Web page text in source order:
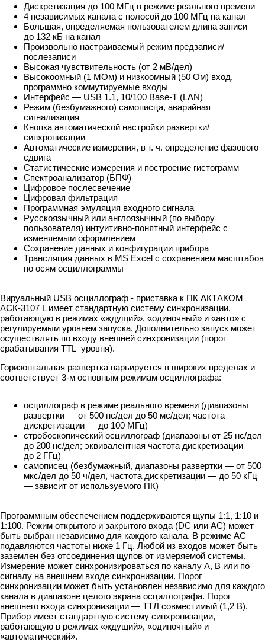
Дискретизация до 100 МГц в режиме реального времени
4 независимых канала с полосой до 100 МГц на канал
Большая, определяемая пользователем длина записи —
до 132 кБ на канал
Произвольно настраиваемый режим предзаписи/
послезаписи
Высокая чувствительность (от 2 мВ/дел)
Высокоомный (1 МОм) и низкоомный (50 Ом) вход,
программно коммутируемые входы
Интерфейс — USB 1.1, 10/100 Base-T (LAN)
Режим (безбумажного) самописца, аварийная
сигнализация
Кнопка автоматической настройки развертки/
синхронизации
Автоматические измерения, в т. ч. определение фазового
сдвига
Статистические измерения и построение гистограмм
Спектроанализатор (БПФ)
Цифровое послесвечение
Цифровая фильтрация
Программная эмуляция входного сигнала
Русскоязычный или англоязычный (по выбору
пользователя) интуитивно-понятный интерфейс с
изменяемым оформлением
Сохранение данных и конфигурации прибора
Трансляция данных в MS Excel с сохранением масштабов
по осям осциллограммы
Вируальный USB осциллограф - приставка к ПК АКТАКОМ
АСК-3107 L имеет стандартную систему синхронизации,
работающую в режимах «ждущий», «одиночный» и «авто» с
регулируемым уровнем запуска. Дополнительно запуск может
осуществлять по входу внешней синхронизации (порог
срабатывания TTL–уровня).
Горизонтальная развертка варьируется в широких пределах и
соответствует 3-м основным режимам осциллографа:
осциллограф в режиме реального времени (диапазоны
развертки — от 500 нс/дел до 50 мс/дел; частота
дискретизации — до 100 МГц)
стробоскопический осциллограф (диапазоны от 25 нс/дел
до 200 нс/дел; эквивалентная частота дискретизации —
до 2 ГГц)
самописец (безбумажный, диапазоны развертки — от 500
мкс/дел до 50 ч/дел, частота дискретизации — до 50 кГц
— зависит от используемого ПК)
Программным обеспечением поддерживаются щупы 1:1, 1:10 и
1:100. Режим открытого и закрытого входа (DC или AC) может
быть выбран независимо для каждого канала. В режиме AC
подавляются частоты ниже 1 Гц. Любой из входов может быть
заземлен без отсоединения щупов от измеряемой системы.
Измерение может синхронизироваться по каналу A, B или по
сигналу на внешнем входе синхронизации. Порог
синхронизации может быть установлен независимо для каждого
канала в диапазоне целого экрана осциллографа. Порог
внешнего входа синхронизации — ТТЛ совместимый (1,2 В).
Прибор имеет стандартную систему синхронизации,
работающую в режимах «ждущий», «одиночный» и
«автоматический».